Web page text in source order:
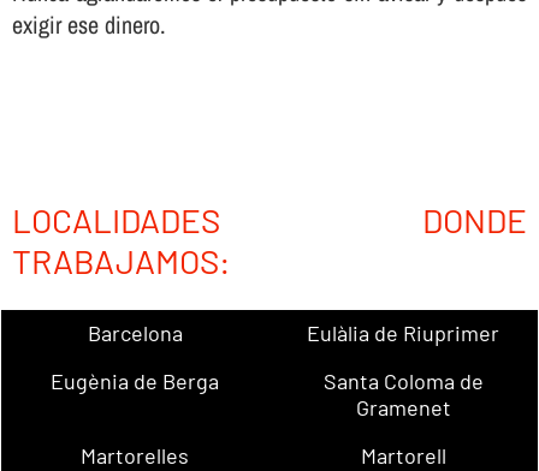
exigir ese dinero.
LOCALIDADES DONDE
TRABAJAMOS:
Barcelona
Eulàlia de Riuprimer
Eugènia de Berga
Santa Coloma de
Gramenet
Martorelles
Martorell